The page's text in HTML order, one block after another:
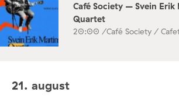
Café Society – Svein Erik
Quartet
20:00 /Café Society /
21. august